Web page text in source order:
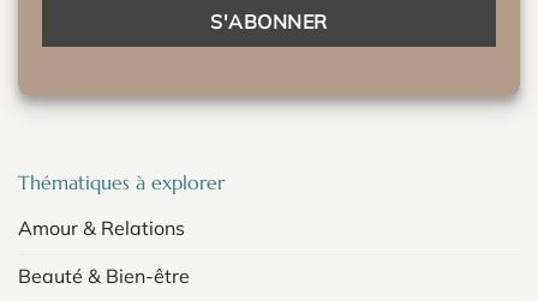
Thématiques à explorer
Amour & Relations
Beauté & Bien-être